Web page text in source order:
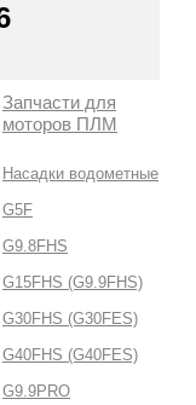
Запчасти для
моторов ПЛМ
Насадки водометные
G5F
G9.8FHS
G15FHS (G9.9FHS)
G30FHS (G30FES)
G40FHS (G40FES)
G9.9PRO